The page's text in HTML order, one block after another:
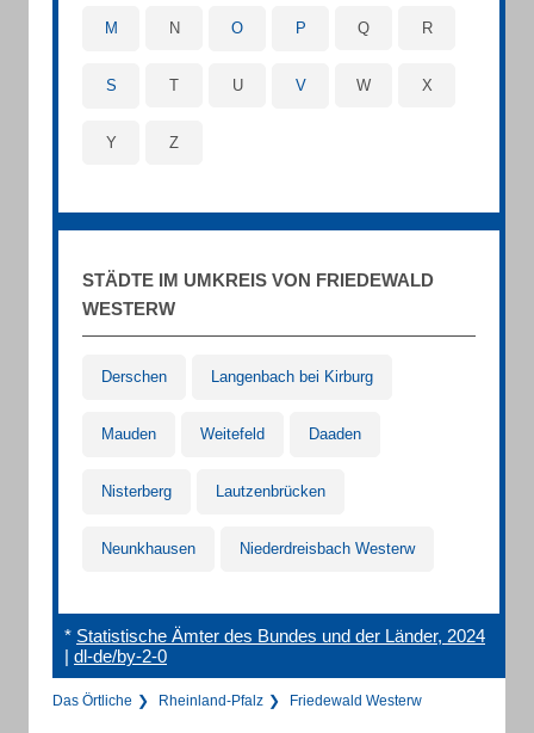
M N O P Q R
S T U V W X
Y Z
STÄDTE IM UMKREIS VON FRIEDEWALD
WESTERW
Derschen Langenbach bei Kirburg
Mauden Weitefeld Daaden
Nisterberg Lautzenbrücken
Neunkhausen Niederdreisbach Westerw
* Statistische Ämter des Bundes und der Länder, 2024
| dl-de/by-2-0
Das Örtliche Rheinland-Pfalz Friedewald Westerw